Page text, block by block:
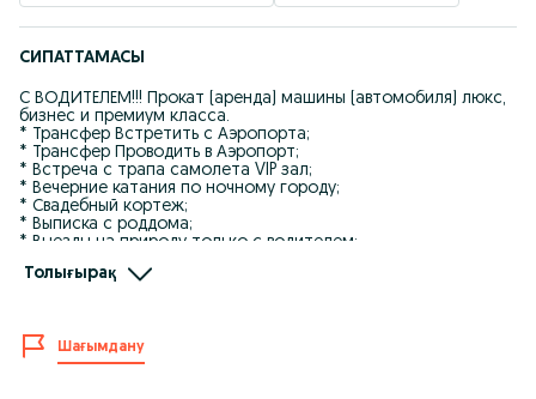
СИПАТТАМАСЫ
С ВОДИТЕЛЕМ!!! Прокат (аренда) машины (автомобиля) люкс,
бизнес и премиум класса.
* Трансфер Встретить с Аэропорта;
* Трансфер Проводить в Аэропорт;
* Встреча с трапа самолета VIP зал;
* Вечерние катания по ночному городу;
* Свадебный кортеж;
* Выписка с роддома;
* Выезды на природу только с водителем;
документы;
* Предоставление Переводчика (можно на иностранном
языке);
* Предоставление Тур-поездок по городу;
Толығырақ
Шағымдану